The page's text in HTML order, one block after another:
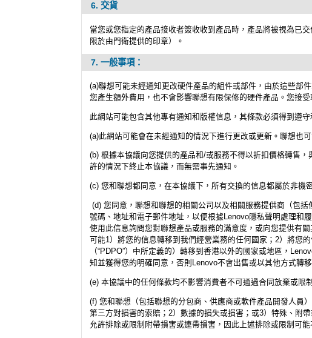
6. 交貨
當您或您指定的產品接收者簽收收到產品時，產品將被視為已
限於由門衛提供的印章）。
7. 一般事項：
(a)聯想可能未經通知更改硬件產品的組件或部件，由於這些部
您產生額外費用，也不會影響聯想有限保修的硬件產品。您接
此網站可能包含其他專有通知和版權信息，其條款必須得到遵
(a)此網站可能會在未經通知的情況下進行更改或更新。聯想也
(b) 根據本協議向您提供的產品和/或服務不得以折扣價格轉售
許的情況下終止本協議，而無需事先通知。
(c) 您和聯想都同意，在本協議下，所有交換的信息都屬於非機
(d) 您同意，聯想和聯想的相關公司以及相關服務提供商（包
號碼、地址和電子郵件地址，以便根據Lenovo隱私聲明處理和
使用此信息詢問您對聯想產品或服務的滿意度，或向您提供有
可能1）將您的信息轉移到我們經營業務的任何國家；2）將您
（“PDPO”）中所定義的）轉移到香港以外的國家或地區，
知並獲得您的明確同意，否則Lenovo不會出售或以其他方式轉
(e) 本協議中的任何條款均不影響消費者不可通過合同放棄或限
(f) 您和聯想（包括聯想的分包商、供應商或軟件產品開發人員
第三方對損害的索賠；2）數據的損失或損害；或3）特殊、附
允許排除或限制附帶損害或連帶損害，因此上述排除或限制可能